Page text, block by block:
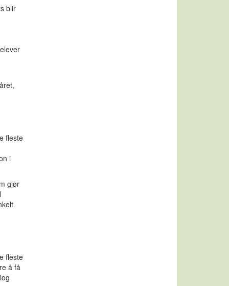
blir
fleste
i
gjør
fleste
å få